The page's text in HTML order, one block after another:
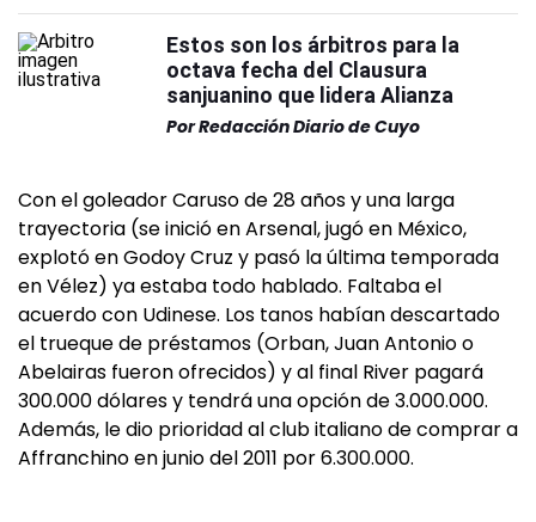
Estos son los árbitros para la
octava fecha del Clausura
sanjuanino que lidera Alianza
PorRedacción Diario de Cuyo
Con el goleador Caruso de 28 años y una larga
trayectoria (se inició en Arsenal, jugó en México,
explotó en Godoy Cruz y pasó la última temporada
en Vélez) ya estaba todo hablado. Faltaba el
acuerdo con Udinese. Los tanos habían descartado
el trueque de préstamos (Orban, Juan Antonio o
Abelairas fueron ofrecidos) y al final River pagará
300.000 dólares y tendrá una opción de 3.000.000.
Además, le dio prioridad al club italiano de comprar a
Affranchino en junio del 2011 por 6.300.000.